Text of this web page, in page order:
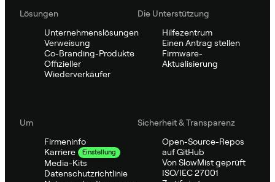
Lösungen
Unternehmenslösungen
Verweisung
Co-Branding-Produkte
Offizieller
Wiederverkäufer
Die Unterstützung
Hilfezentrum
Einen Antrag stellen
Firmware-
Aktualisierung
Um
Firmeninfo
Karriere
Einstellung
Media-Kits
Datenschutzrichtlinie
Sicherheit & Transparenz
Open-Source-Repos
auf GitHub
Von SlowMist geprüft
ISO/IEC 27001